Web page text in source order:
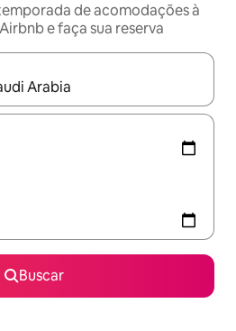
de acomodações à
e faça sua reserva
disponíveis, explore-os
Buscar